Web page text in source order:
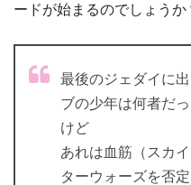
ードが始まるのでしょうか
最後のジェダイに
ブの少年は何者だ
けど
あれは血筋（スカ
ターウォーズを否